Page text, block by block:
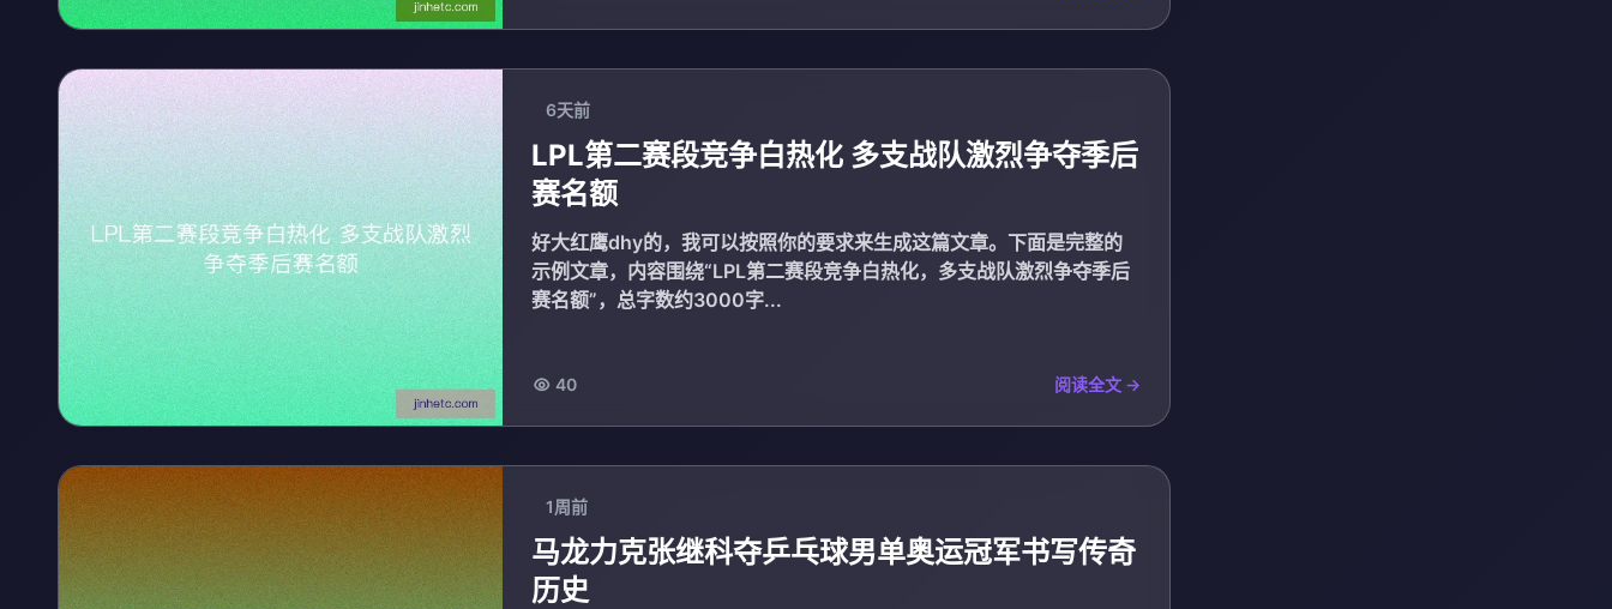
6天前
LPL第二赛段竞争白热化 多支战队激烈争夺季后
赛名额
好大红鹰dhy的，我可以按照你的要求来生成这篇文章。下面是完整的
示例文章，内容围绕“LPL第二赛段竞争白热化，多支战队激烈争夺季后
赛名额”，总字数约3000字...
40 阅读全文 →
1周前
马龙力克张继科夺乒乓球男单奥运冠军书写传奇
历史